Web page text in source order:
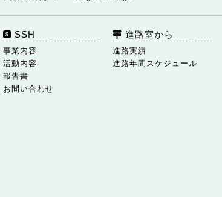
SSH
事業内容
活動内容
報告書
お問い合わせ
進路室から
進路実績
進路年間スケジュール